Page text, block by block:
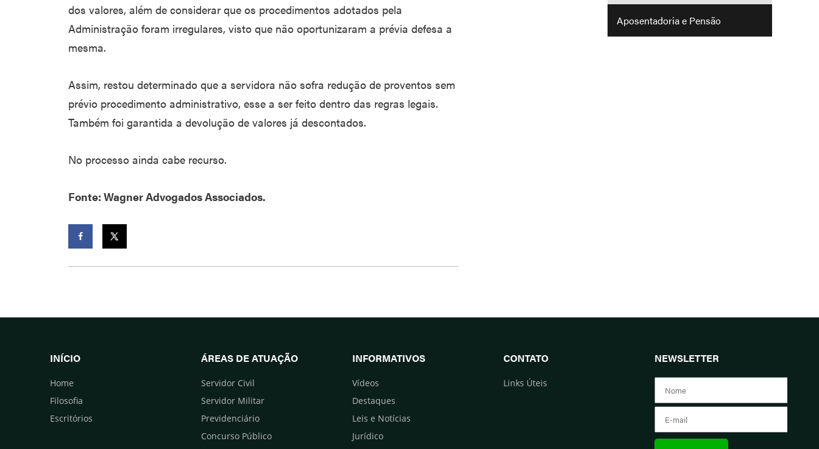
dos valores, além de considerar que os procedimentos adotados pela
Administração foram irregulares, visto que não oportunizaram a prévia defesa a
mesma.
Assim, restou determinado que a servidora não sofra redução de proventos sem
prévio procedimento administrativo, esse a ser feito dentro das regras legais.
Também foi garantida a devolução de valores já descontados.
No processo ainda cabe recurso.
Fonte: Wagner Advogados Associados.
Aposentadoria e Pensão
INÍCIO
Home
Filosofia
Escritórios
ÁREAS DE ATUAÇÃO
Servidor Civil
Servidor Militar
Previdenciário
Concurso Público
INFORMATIVOS
Vídeos
Destaques
Leis e Notícias
Jurídico
CONTATO
Links Úteis
NEWSLETTER